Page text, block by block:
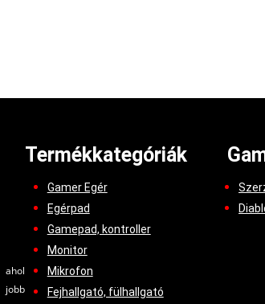
Termékkategóriák
Gamer Egér
Egérpad
Gamepad, kontroller
Monitor
Mikrofon
Fejhallgató, fülhallgató